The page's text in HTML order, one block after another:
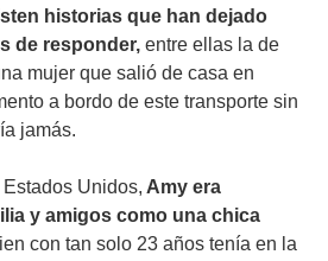
historias que han dejado
de responder, entre ellas la de
mujer que salió de casa en
a bordo de este transporte sin
jamás.
Unidos, Amy era
y amigos como una chica
con tan solo 23 años tenía en la